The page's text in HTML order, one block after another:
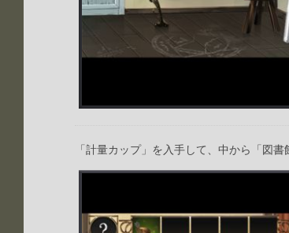
「計量カップ」を入手して、中から「図書